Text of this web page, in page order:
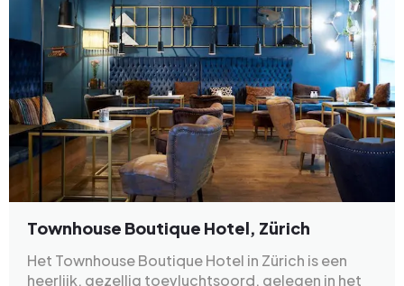
Townhouse Boutique Hotel, Zürich
Het Townhouse Boutique Hotel in Zürich is een
heerlijk, gezellig toevluchtsoord, gelegen in het